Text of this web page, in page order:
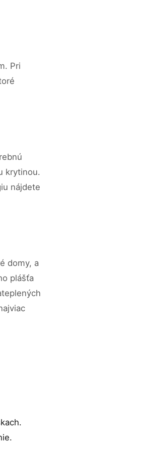
Pri
krytinou.
nájdete
domy, a
plášťa